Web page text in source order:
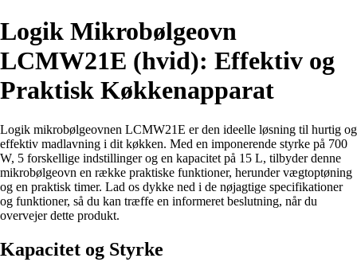
Logik Mikrobølgeovn
LCMW21E (hvid): Effektiv og
Praktisk Køkkenapparat
Logik mikrobølgeovnen LCMW21E er den ideelle løsning til hurtig og
effektiv madlavning i dit køkken. Med en imponerende styrke på 700
W, 5 forskellige indstillinger og en kapacitet på 15 L, tilbyder denne
mikrobølgeovn en række praktiske funktioner, herunder vægtoptøning
og en praktisk timer. Lad os dykke ned i de nøjagtige specifikationer
og funktioner, så du kan træffe en informeret beslutning, når du
overvejer dette produkt.
Kapacitet og Styrke